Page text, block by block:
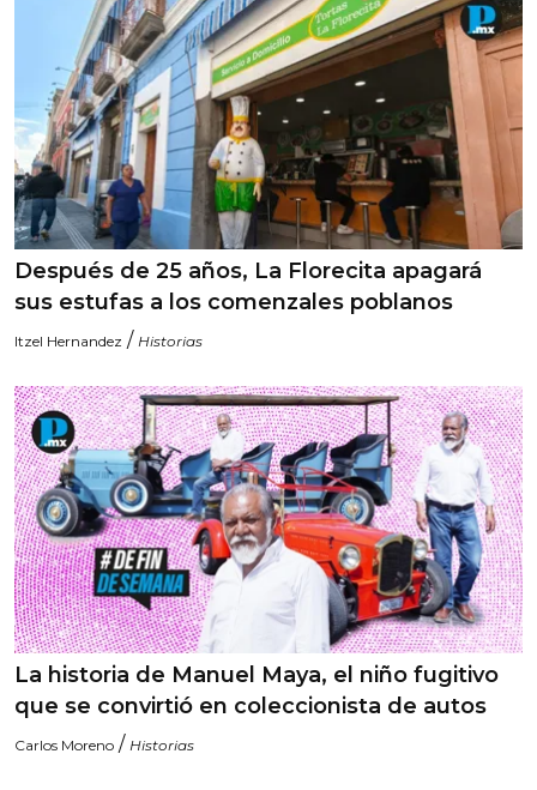
Después de 25 años, La Florecita apagará
sus estufas a los comenzales poblanos
Itzel Hernandez / Historias
La historia de Manuel Maya, el niño fugitivo
que se convirtió en coleccionista de autos
Carlos Moreno / Historias